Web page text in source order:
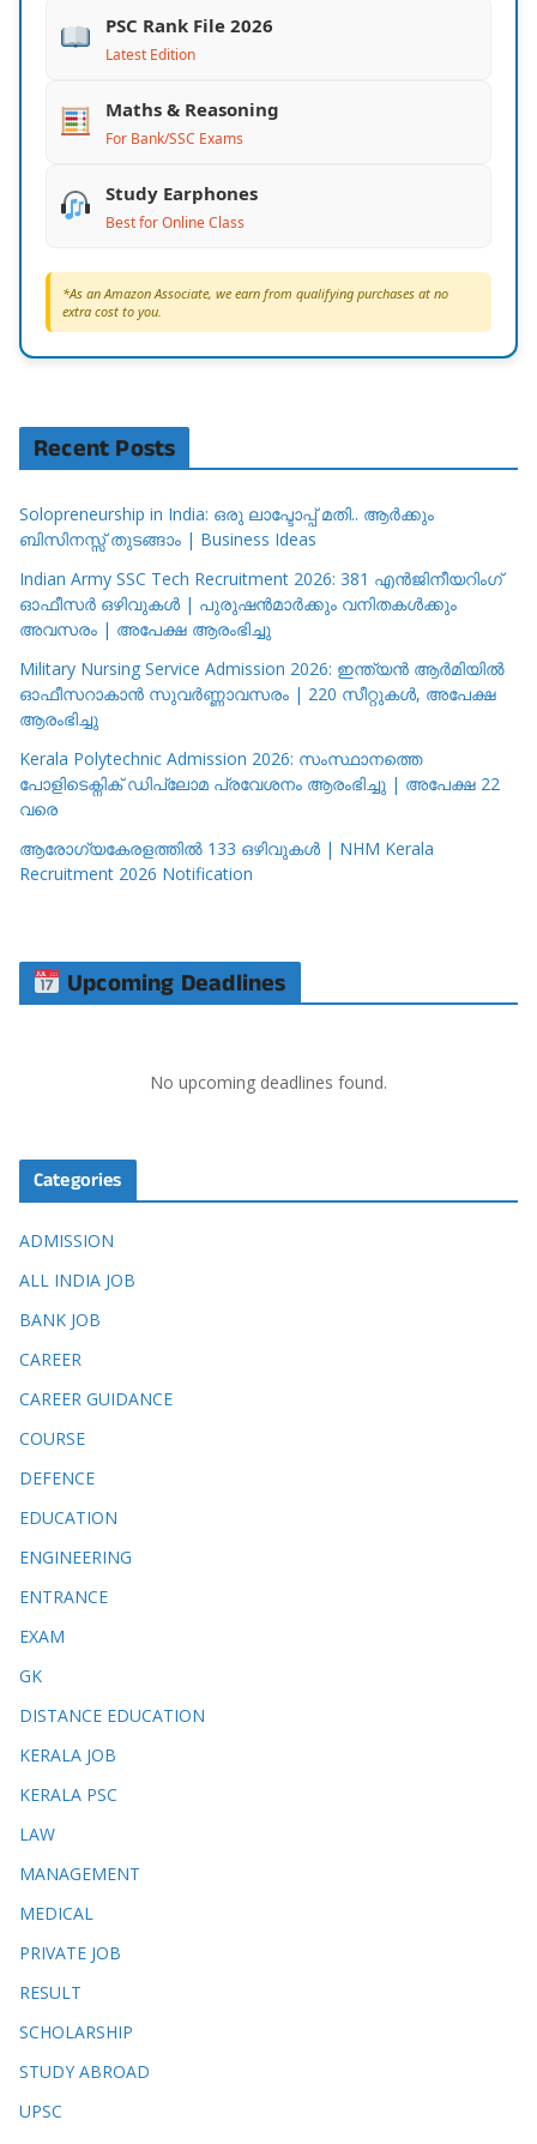
PSC Rank File 2026
Latest Edition
Maths & Reasoning
For Bank/SSC Exams
Study Earphones
Best for Online Class
*As an Amazon Associate, we earn from qualifying purchases at no
extra cost to you.
Recent Posts
Solopreneurship in India: ഒരു ലാപ്ടോപ്പ് മതി.. ആർക്കും
ബിസിനസ്സ് തുടങ്ങാം | Business Ideas
Indian Army SSC Tech Recruitment 2026: 381 എൻജിനീയറിംഗ്
ഓഫീസർ ഒഴിവുകൾ | പുരുഷൻമാർക്കും വനിതകൾക്കും
അവസരം | അപേക്ഷ ആരംഭിച്ചു
Military Nursing Service Admission 2026: ഇന്ത്യൻ ആർമിയിൽ
ഓഫീസറാകാൻ സുവർണ്ണാവസരം | 220 സീറ്റുകൾ, അപേക്ഷ
ആരംഭിച്ചു
Kerala Polytechnic Admission 2026: സംസ്ഥാനത്തെ
പോളിടെക്നിക് ഡിപ്ലോമ പ്രവേശനം ആരംഭിച്ചു | അപേക്ഷ 22
വരെ
ആരോഗ്യകേരളത്തിൽ 133 ഒഴിവുകൾ | NHM Kerala
Recruitment 2026 Notification
Upcoming Deadlines
No upcoming deadlines found.
Categories
ADMISSION
ALL INDIA JOB
BANK JOB
CAREER
CAREER GUIDANCE
COURSE
DEFENCE
EDUCATION
ENGINEERING
ENTRANCE
EXAM
GK
DISTANCE EDUCATION
KERALA JOB
KERALA PSC
LAW
MANAGEMENT
MEDICAL
PRIVATE JOB
RESULT
SCHOLARSHIP
STUDY ABROAD
UPSC